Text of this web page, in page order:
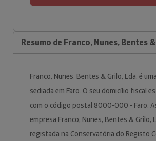
Resumo de Franco, Nunes, Bentes
Franco, Nunes, Bentes & Grilo, Lda. é
sediada em Faro. O seu domicílio fiscal
com o código postal 8000-000 - Faro.
empresa Franco, Nunes, Bentes & Grilo,
registada na Conservatória do Registo